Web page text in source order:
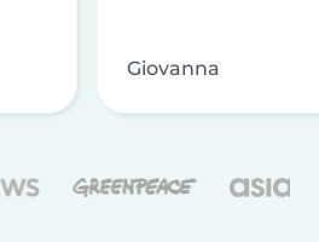
Giovanna